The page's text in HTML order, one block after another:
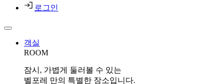
로그인
객실
ROOM
잠시, 가볍게 둘러볼 수 있는
벨포레 만의 특별한 장소입니다.